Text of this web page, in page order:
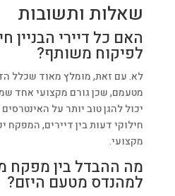
שאלות ותשובות
האם כל דיירי הבניין
לפיקוח משותף?
לא. עם זאת, מומלץ מאוד שכלל
מטעמם, שכן גורם מקצועי אחד
יכול להגן טוב יותר על
חילוקי דעות בין דיירים, המפקח
מקצועי.
מה ההבדל בין מפקח
למהנדס מטעם היזם?